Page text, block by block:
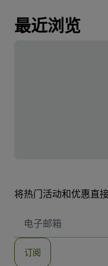
最近浏览
将热门活动和优惠直
子
地
订阅